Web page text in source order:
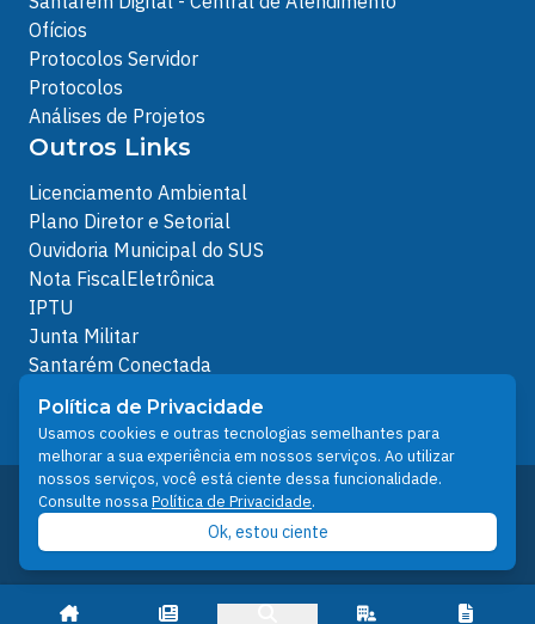
Ofícios
Protocolos Servidor
Protocolos
Análises de Projetos
Outros Links
Licenciamento Ambiental
Plano Diretor e Setorial
Ouvidoria Municipal do SUS
Nota FiscalEletrônica
IPTU
Junta Militar
Santarém Conectada
Política de Privacidade
People illustrations by Storyset
Desenvolvido pelo Núcleo Técnico de Gestão de
Tecnologia da Informação - NTI
Prefeitura de Santarém © 2026
Política de Privacidade
Usamos cookies e outras tecnologias semelhantes para
melhorar a sua experiência em nossos serviços. Ao utilizar
nossos serviços, você está ciente dessa funcionalidade.
Consulte nossaPolítica de Privacidade.
Ok, estou ciente